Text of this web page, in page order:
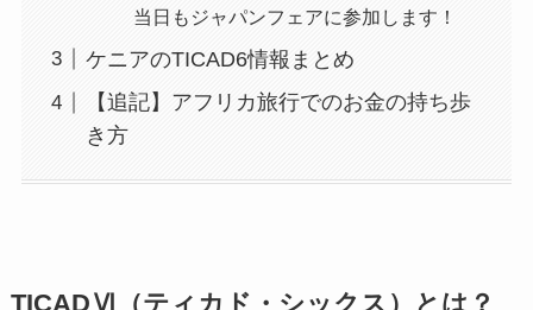
当日もジャパンフェアに参加します！
ケニアのTICAD6情報まとめ
【追記】アフリカ旅行でのお金の持ち歩
き方
TICADⅥ（ティカド・シックス）とは？